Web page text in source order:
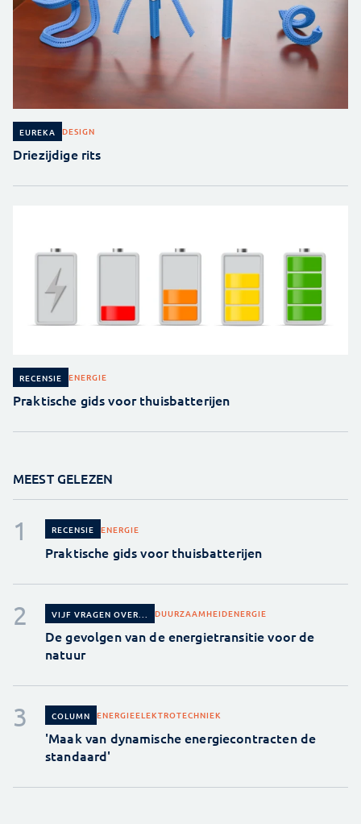
EUREKA DESIGN
Driezijdige rits
RECENSIE ENERGIE
Praktische gids voor thuisbatterijen
MEEST GELEZEN
RECENSIE ENERGIE
Praktische gids voor thuisbatterijen
VIJF VRAGEN OVER... DUURZAAMHEIDENERGIE
De gevolgen van de energietransitie voor de
natuur
COLUMN ENERGIEELEKTROTECHNIEK
'Maak van dynamische energiecontracten de
standaard'